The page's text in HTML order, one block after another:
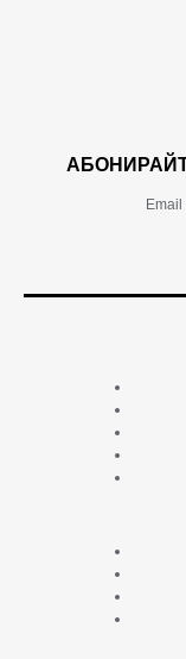
Email